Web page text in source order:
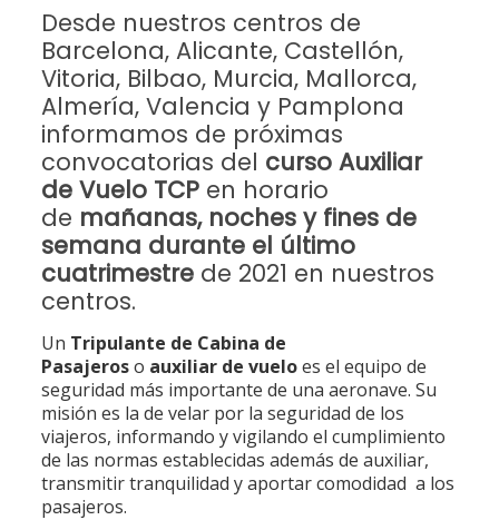
Desde nuestros centros de
Barcelona, Alicante, Castellón,
Vitoria, Bilbao, Murcia, Mallorca,
Almería, Valencia y Pamplona
informamos de próximas
convocatorias del curso Auxiliar
de Vuelo TCP en horario
de mañanas, noches y fines de
semana durante el último
cuatrimestrede 2021 en nuestros
centros.
Un Tripulante de Cabina de
Pasajeroso auxiliar de vueloes el equipo de
seguridad más importante de una aeronave. Su
misión es la de velar por la seguridad de los
viajeros, informando y vigilando el cumplimiento
de las normas establecidas además de auxiliar,
transmitir tranquilidad y aportar comodidad a los
pasajeros.